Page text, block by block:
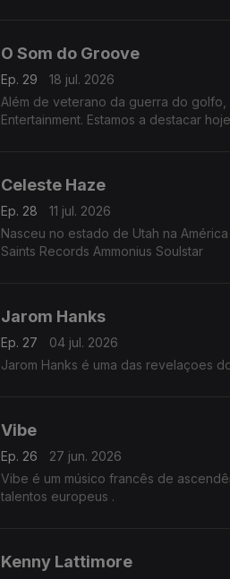
O Som do Groove
Ep. 29
18 jul. 2026
Além de veterano da guerra do golfo,
Entertainment. Estamos a destacar
Celeste Haze
Ep. 28
11 jul. 2026
Nasceu no estado de Utah na
Saints Records Ammonius Soulstar
Jarom Hanks
Ep. 27
04 jul. 2026
Jarom Hanks é uma das revelaçoes
Vibe
Ep. 26
27 jun. 2026
Vibe é um músico francês de
talentos europeus .
Kenny Lattimore